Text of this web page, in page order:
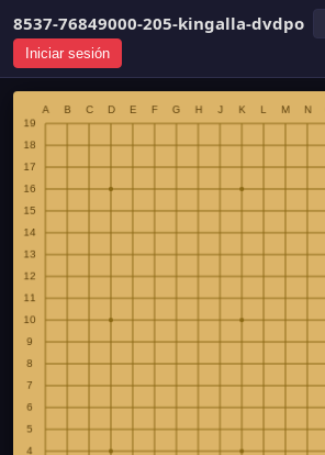
8537-76849000-205-kingalla-dvdpo
Iniciar sesión